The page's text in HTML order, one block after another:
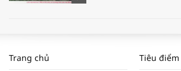
ĐẬP THỊ TRƯỜNG #62
Trang chủ Tiêu điểm